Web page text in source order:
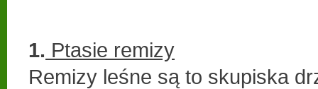
1. Ptasie remizy
Remizy leśne są to skupiska